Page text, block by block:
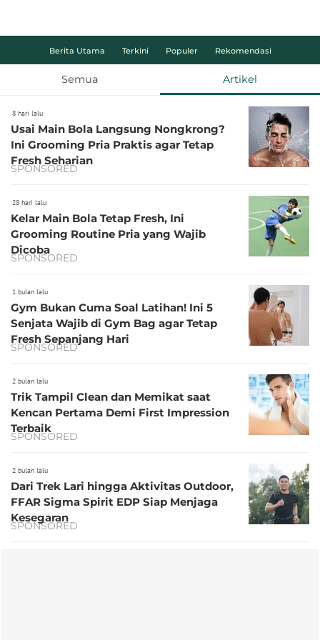
Berita Utama Terkini Populer Rekomendasi
Semua Artikel
8 hari lalu
Usai Main Bola Langsung Nongkrong?
Ini Grooming Pria Praktis agar Tetap
Fresh Seharian
SPONSORED
28 hari lalu
Kelar Main Bola Tetap Fresh, Ini
Grooming Routine Pria yang Wajib
Dicoba
SPONSORED
1 bulan lalu
Gym Bukan Cuma Soal Latihan! Ini 5
Senjata Wajib di Gym Bag agar Tetap
Fresh Sepanjang Hari
SPONSORED
2 bulan lalu
Trik Tampil Clean dan Memikat saat
Kencan Pertama Demi First Impression
Terbaik
SPONSORED
2 bulan lalu
Dari Trek Lari hingga Aktivitas Outdoor,
FFAR Sigma Spirit EDP Siap Menjaga
Kesegaran
SPONSORED